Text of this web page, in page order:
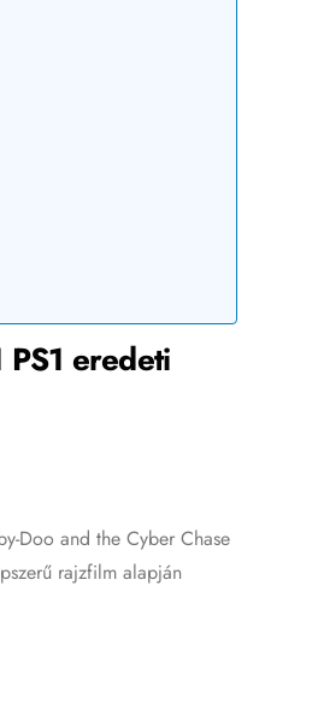
PS1 eredeti
Doo and the Cyber Chase
rajzfilm alapján